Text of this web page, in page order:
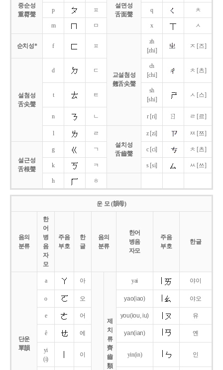
중순성
重脣聲
설면성
舌面聲
p ㅍ q ㅊ
m ㅁ x ㅅ
순치성* f ㅍ
교설첨성
翹舌尖聲
zh
[zhi]
ㅈ [즈]
설첨성
舌尖聲
d ㄷ
ch
[chi]
ㅊ [츠]
t ㅌ
sh
[shi]
ㅅ [스]
n ㄴ r [ri] ㄖ ㄹ [르]
l
ㄹ
설치성
舌齒聲
z [zi] ㅉ [쯔]
설근성
舌根聲
g ㄱ c [ci] ㅊ [츠]
k ㅋ s [si] ㅆ [쓰]
h ㅎ
운 모 (韻母)
음의
분류
한
어
병
음
자
모
주음
부호
한
글
음의
분류
한어
병음
자모
주음
부호
한글
단운
單韻
a 아
제
치
류
齊
齒
類
yai 야이
o 오 yao(iao) 야오
e 어 you(iou,iu) 유
ê 에 yan(ian) 옌
yi
(i)
이 yin(in) 인